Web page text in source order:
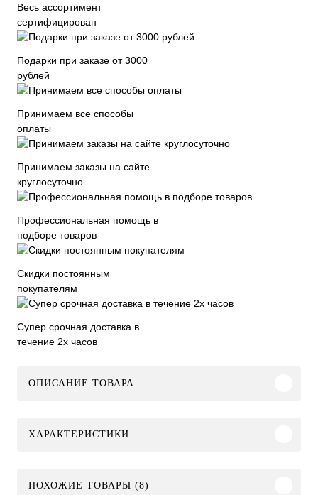
Весь ассортимент
сертифицирован
Подарки при заказе от 3000
рублей
Принимаем все способы
оплаты
Принимаем заказы на сайте
круглосуточно
Профессиональная помощь в
подборе товаров
Скидки постоянным
покупателям
Супер срочная доставка в
течение 2х часов
ОПИСАНИЕ ТОВАРА
ХАРАКТЕРИСТИКИ
ПОХОЖИЕ ТОВАРЫ (8)